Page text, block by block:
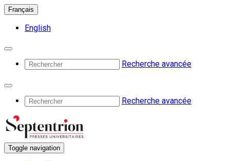
Français
English
Recherche avancée
Recherche avancée
Toggle navigation